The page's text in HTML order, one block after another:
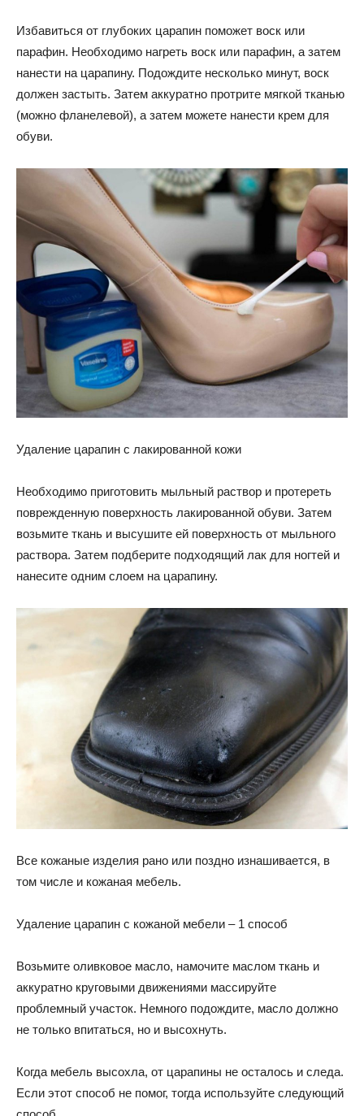
Избавиться от глубоких царапин поможет воск или
парафин. Необходимо нагреть воск или парафин, а затем
нанести на царапину. Подождите несколько минут, воск
должен застыть. Затем аккуратно протрите мягкой тканью
(можно фланелевой), а затем можете нанести крем для
обуви.
Удаление царапин с лакированной кожи
Необходимо приготовить мыльный раствор и протереть
поврежденную поверхность лакированной обуви. Затем
возьмите ткань и высушите ей поверхность от мыльного
раствора. Затем подберите подходящий лак для ногтей и
нанесите одним слоем на царапину.
Все кожаные изделия рано или поздно изнашивается, в
том числе и кожаная мебель.
Удаление царапин с кожаной мебели – 1 способ
Возьмите оливковое масло, намочите маслом ткань и
аккуратно круговыми движениями массируйте
проблемный участок. Немного подождите, масло должно
не только впитаться, но и высохнуть.
Когда мебель высохла, от царапины не осталось и следа.
Если этот способ не помог, тогда используйте следующий